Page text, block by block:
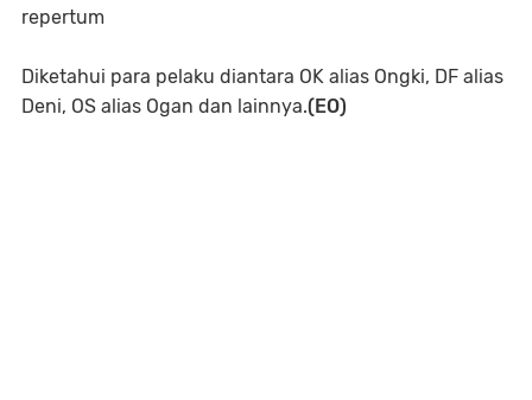
repertum
Diketahui para pelaku diantara OK alias Ongki, DF alias
Deni, OS alias Ogan dan lainnya.(EO)